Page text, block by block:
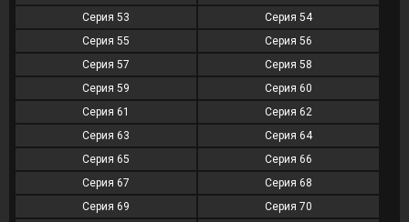
Серия 53
Серия 54
Серия 55
Серия 56
Серия 57
Серия 58
Серия 59
Серия 60
Серия 61
Серия 62
Серия 63
Серия 64
Серия 65
Серия 66
Серия 67
Серия 68
Серия 69
Серия 70